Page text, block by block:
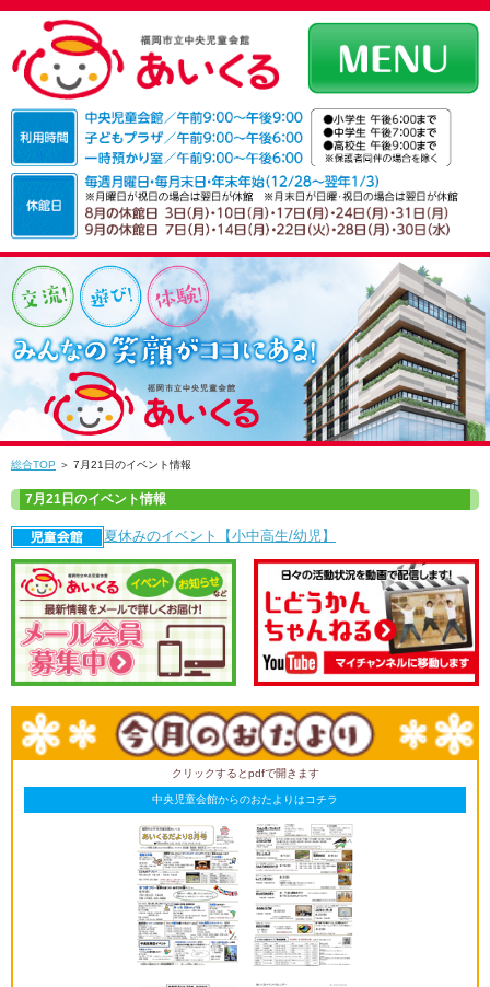
総合TOP ＞ 7月21日のイベント情報
7月21日のイベント情報
夏休みのイベント【小中高生/幼児】
クリックするとpdfで開きます
中央児童会館からのおたよりはコチラ